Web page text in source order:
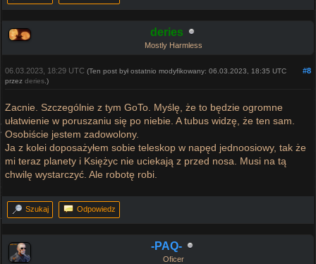
deries
Mostly Harmless
#8
06.03.2023, 18:29 UTC(Ten post był ostatnio modyfikowany: 06.03.2023, 18:35 UTC
przezderies .)
Zacnie. Szczególnie z tym GoTo. Myślę, że to będzie ogromne
ułatwienie w poruszaniu się po niebie. A tubus widzę, że ten sam.
Osobiście jestem zadowolony.
Ja z kolei doposażyłem sobie teleskop w napęd jednoosiowy, tak że
mi teraz planety i Księżyc nie uciekają z przed nosa. Musi na tą
chwilę wystarczyć. Ale robotę robi.
Szukaj Odpowiedz
-PAQ-
Oficer